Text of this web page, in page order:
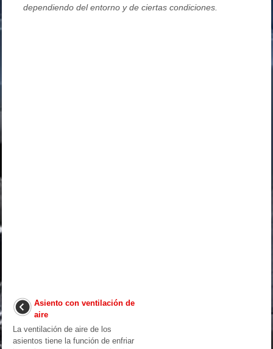
dependiendo del entorno y de ciertas condiciones.
Asiento con ventilación de
aire
La ventilación de aire de los
asientos tiene la función de enfriar